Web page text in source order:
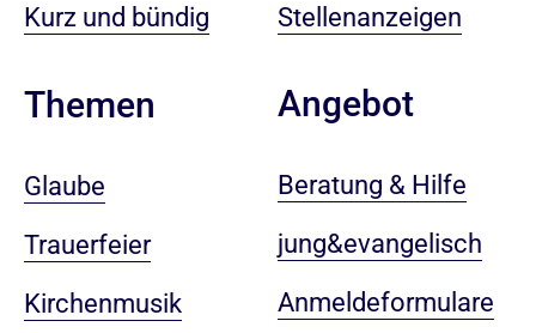
Kurz und bündig
Themen
Glaube
Trauerfeier
Kirchenmusik
Stellenanzeigen
Angebot
Beratung & Hilfe
jung&evangelisch
Anmeldeformulare